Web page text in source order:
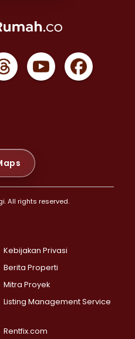
Pusat >
>
>
Selatan >
>
>
>
>
All rights reserved.
Kebijakan Privasi
Berita Properti
Mitra Proyek
Listing Management Service
Rentfix.com